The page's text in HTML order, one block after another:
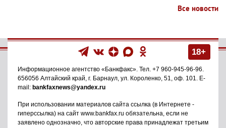
Все новости
18+
Информационное агентство «Банкфакс». Тел. +7 960-945-96-96.
656056 Алтайский край, г. Барнаул, ул. Короленко, 51, оф. 101. E-
mail: bankfaxnews@yandex.ru
При использовании материалов сайта ссылка (в Интернете -
гиперссылка) на сайт www.bankfax.ru обязательна, если не
заявлено однозначно, что авторские права принадлежат третьим